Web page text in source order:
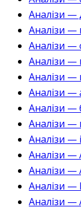
Аналізи —
Аналізи —
Аналізи —
Аналізи —
Аналізи —
Аналізи —
Аналізи —
Аналізи —
Аналізи —
Аналізи —
Аналізи —
Аналізи —
Аналізи —